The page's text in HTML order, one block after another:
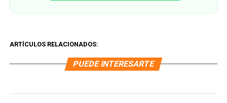
ARTÍCULOS RELACIONADOS:
PUEDE INTERESARTE